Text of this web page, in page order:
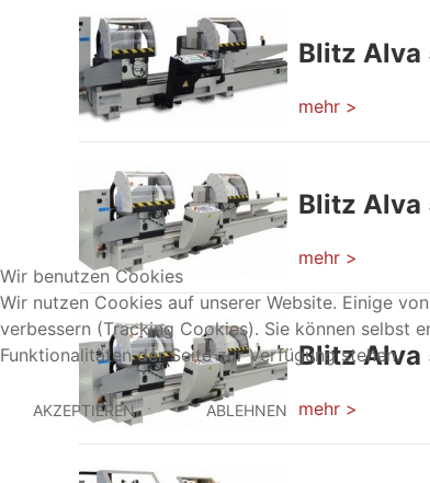
Blitz Alva
mehr >
Blitz Alva
mehr >
Blitz Alva
mehr >
Wir benutzen Cookies
Wir nutzen Cookies auf unserer Website. Einige
verbessern (Tracking Cookies). Sie können selbst
Funktionalitäten der Seite zur Verfügung stehen.
AKZEPTIEREN ABLEHNEN